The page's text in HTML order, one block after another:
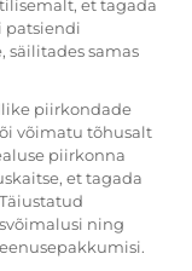
et tagada
patsiendi
samas
piirkondade
võimatu tõhusalt
piirkonna
et tagada
ning